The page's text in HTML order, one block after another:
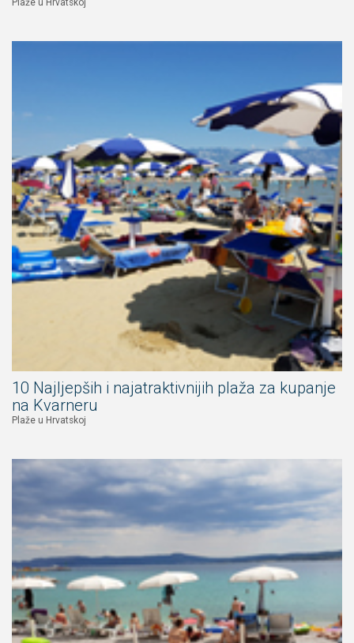
Plaže u Hrvatskoj
10 Najljepših i najatraktivnijih plaža za kupanje
na Kvarneru
Plaže u Hrvatskoj